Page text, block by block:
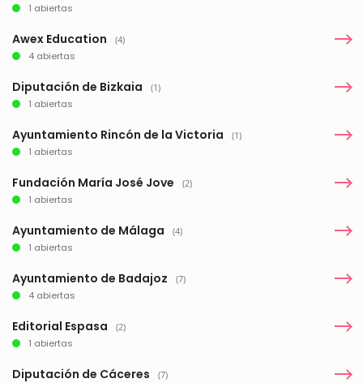
1 abiertas
Awex Education (4)
4 abiertas
Diputación de Bizkaia (1)
1 abiertas
Ayuntamiento Rincón de la Victoria (1)
1 abiertas
Fundación María José Jove (2)
1 abiertas
Ayuntamiento de Málaga (4)
1 abiertas
Ayuntamiento de Badajoz (7)
4 abiertas
Editorial Espasa (2)
1 abiertas
Diputación de Cáceres (7)